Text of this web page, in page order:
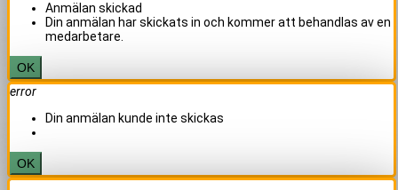
Anmälan skickad
Din anmälan har skickats in och kommer att behandlas av en
medarbetare.
OK
error
Din anmälan kunde inte skickas
OK